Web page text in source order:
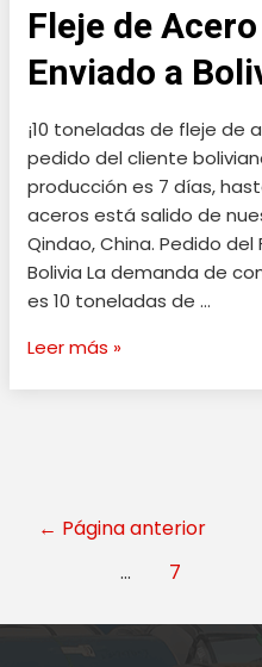
Fleje de
Enviado a
¡10 toneladas de fleje de
pedido del cliente
producción es 7 días,
aceros está salido de
Qindao, China. Pedido
Bolivia La demanda de
es 10 toneladas de …
Acero
Galvanizado
Enviado
Bolivia
Leer más »
← Página anterior
…
7